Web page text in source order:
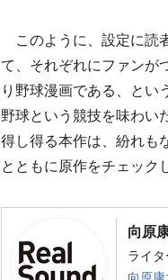
このように、設定に読
て、それぞれにファンが
り野球漫画である、とい
野球という競技を味わい
得し得る本作は、紛れも
とともに原作をチェック
向原
ライタ
向原